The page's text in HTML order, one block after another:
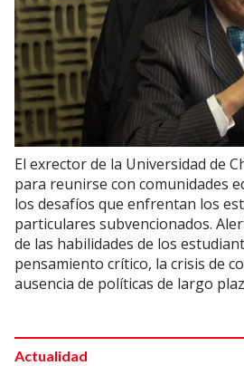
El exrector de la Universidad de
para reunirse con comunidades
los desafíos que enfrentan los
particulares subvencionados.
de las habilidades de los
pensamiento crítico, la crisis de
ausencia de políticas de largo
Actualidad